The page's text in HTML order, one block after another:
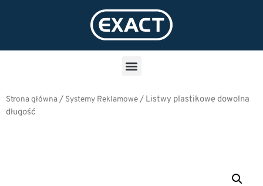
Strona główna/ Systemy Reklamowe/ Listwy plastikowe dowolna
długość